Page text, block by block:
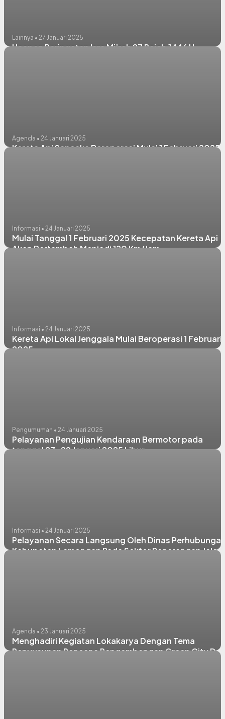
Lainnya • 27 Januari 2025
Ucapan Peringatan Isra Mi’rah 27 Rajab 1446 H
Agenda • 24 Januari 2025
Kereta Api Sancaka Beroperasi Mulai 1 Februari 2025
Informasi • 24 Januari 2025
Mulai Tanggal 1 Februari 2025 Kecepatan Kereta Api
Akan Bertambah Menjadi 120 Km/Jam
Informasi • 24 Januari 2025
Kereta Api Lokal Jenggala Mulai Beroperasi 1 Februari
2025
Pengumuman • 24 Januari 2025
Pelayanan Pengujian Kendaraan Bermotor pada
tanggal 27-29 Januari 2025 Libur
Informasi • 24 Januari 2025
Pelayanan Secara Langsung Oleh Dinas
Kabupaten Lamongan Pada Sektor Penerangan Jalan
Agenda • 23 Januari 2025
Menghadiri Kegiatan Lokakarya Dengan Tema
Penyusunan Rencana Pengembangan Green City